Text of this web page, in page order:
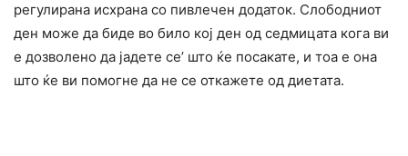
регулирана исхрана со пивлечен додаток. Слободниот
ден може да биде во било кој ден од седмицата кога ви
е дозволено да јадете се’ што ќе посакате, и тоа е она
што ќе ви помогне да не се откажете од диетата.